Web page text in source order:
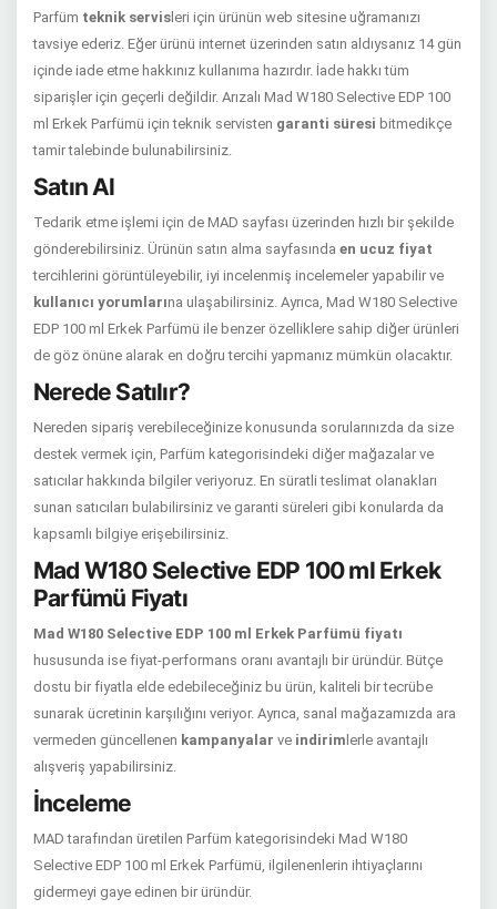
Parfüm teknik servis leri için ürünün web sitesine uğramanızı
tavsiye ederiz. Eğer ürünü internet üzerinden satın aldıysanız 14 gün
içinde iade etme hakkınız kullanıma hazırdır. İade hakkı tüm
siparişler için geçerli değildir. Arızalı Mad W180 Selective EDP 100
ml Erkek Parfümü için teknik servisten garanti süresi bitmedikçe
tamir talebinde bulunabilirsiniz.
Satın Al
Tedarik etme işlemi için de MAD sayfası üzerinden hızlı bir şekilde
gönderebilirsiniz. Ürünün satın alma sayfasında en ucuz fiyat
tercihlerini görüntüleyebilir, iyi incelenmiş incelemeler yapabilir ve
kullanıcı yorumlarına ulaşabilirsiniz. Ayrıca, Mad W180 Selective
EDP 100 ml Erkek Parfümü ile benzer özelliklere sahip diğer ürünleri
de göz önüne alarak en doğru tercihi yapmanız mümkün olacaktır.
Nerede Satılır?
Nereden sipariş verebileceğinize konusunda sorularınızda da size
destek vermek için, Parfüm kategorisindeki diğer mağazalar ve
satıcılar hakkında bilgiler veriyoruz. En süratli teslimat olanakları
sunan satıcıları bulabilirsiniz ve garanti süreleri gibi konularda da
kapsamlı bilgiye erişebilirsiniz.
Mad W180 Selective EDP 100 ml Erkek
Parfümü Fiyatı
Mad W180 Selective EDP 100 ml Erkek Parfümü fiyatı
hususunda ise fiyat-performans oranı avantajlı bir üründür. Bütçe
dostu bir fiyatla elde edebileceğiniz bu ürün, kaliteli bir tecrübe
sunarak ücretinin karşılığını veriyor. Ayrıca, sanal mağazamızda ara
vermeden güncellenen kampanyalar ve indirim lerle avantajlı
alışveriş yapabilirsiniz.
İnceleme
MAD tarafından üretilen Parfüm kategorisindeki Mad W180
Selective EDP 100 ml Erkek Parfümü, ilgilenenlerin ihtiyaçlarını
gidermeyi gaye edinen bir üründür.